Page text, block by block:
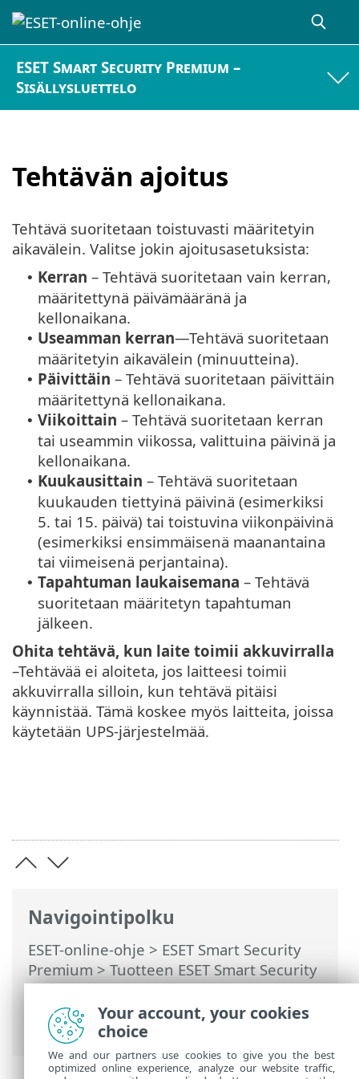
ESET Smart Security Premium –
Sisällysluettelo
Tehtävän ajoitus
Navigointipolku
ESET-online-ohje > ESET Smart Security
Premium>Tuotteen ESET Smart Security
Premium käsitteleminen>Työkalut>
Ajastin> Valintaikkunat – Ajastin >
Tehtävän ajoitus
Tehtävä suoritetaan toistuvasti määritetyin
aikavälein. Valitse jokin ajoitusasetuksista:
• Kerran – Tehtävä suoritetaan vain kerran,
määritettynä päivämääränä ja
kellonaikana.
• Useamman kerran—Tehtävä suoritetaan
määritetyin aikavälein (minuutteina).
• Päivittäin – Tehtävä suoritetaan päivittäin
määritettynä kellonaikana.
• Viikoittain – Tehtävä suoritetaan kerran
tai useammin viikossa, valittuina päivinä ja
kellonaikana.
• Kuukausittain – Tehtävä suoritetaan
kuukauden tiettyinä päivinä (esimerkiksi
5. tai 15. päivä) tai toistuvina viikonpäivinä
(esimerkiksi ensimmäisenä maanantaina
tai viimeisenä perjantaina).
• Tapahtuman laukaisemana – Tehtävä
suoritetaan määritetyn tapahtuman
jälkeen.
Ohita tehtävä, kun laite toimii akkuvirralla
–Tehtävää ei aloiteta, jos laitteesi toimii
akkuvirralla silloin, kun tehtävä pitäisi
käynnistää. Tämä koskee myös laitteita, joissa
käytetään UPS-järjestelmää.
Your account, your cookies
choice
We and our partners use cookies to give you the best
optimized online experience, analyze our website traffic,